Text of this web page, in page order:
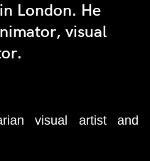
London. He
visual
visual artist and